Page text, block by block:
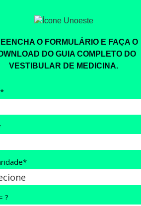
O FORMULÁRIO E FAÇA O
DO GUIA COMPLETO DO
VESTIBULAR DE MEDICINA.
?